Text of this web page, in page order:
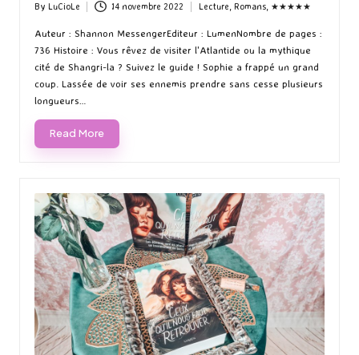
Posted
by
By LuCioLe 14 novembre 2022
in
Lecture, Romans, ★★★★★
Auteur : Shannon MessengerEditeur : LumenNombre de pages :
736 Histoire : Vous rêvez de visiter l'Atlantide ou la mythique
cité de Shangri-la ? Suivez le guide ! Sophie a frappé un grand
coup. Lassée de voir ses ennemis prendre sans cesse plusieurs
longueurs…
Read More